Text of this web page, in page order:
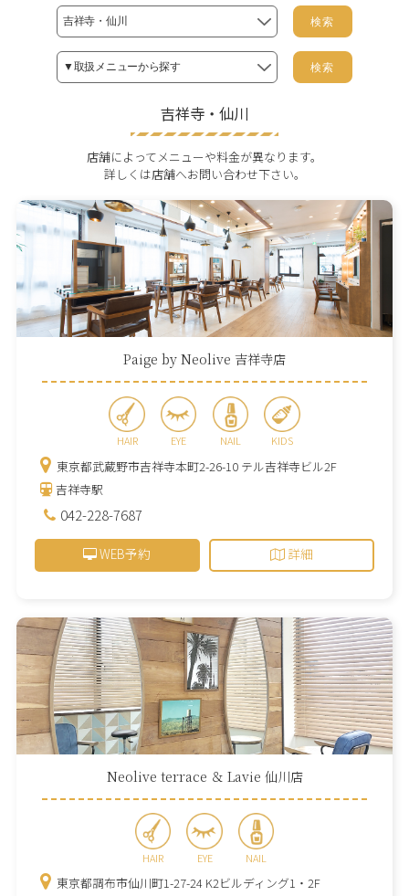
検索
検索
吉祥寺・仙川
店舗によってメニューや料金が異なります。
詳しくは店舗へお問い合わせ下さい。
Paige by Neolive 吉祥寺店
HAIR EYE NAIL KIDS
東京都武蔵野市吉祥寺本町2-26-10 テル吉祥寺ビル2F
吉祥寺駅
042-228-7687
WEB予約 詳細
Neolive terrace ＆ Lavie 仙川店
HAIR EYE NAIL
東京都調布市仙川町1-27-24 K2ビルディング1・2F